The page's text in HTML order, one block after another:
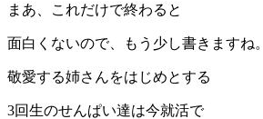
まあ、これだけで終わると
面白くないので、もう少し書きますね。
敬愛する姉さんをはじめとする
3回生のせんぱい達は今就活で